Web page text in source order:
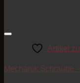
Artikel
Mechanik Schraube